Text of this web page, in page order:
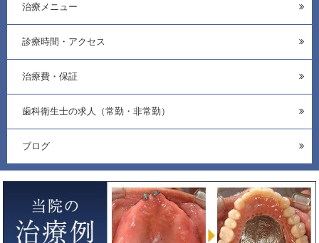
治療メニュー
診療時間・アクセス
治療費・保証
歯科衛生士の求人（常勤・非常勤）
ブログ